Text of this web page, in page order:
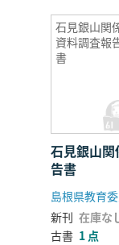
石見銀山関
資料調査報
書
石見銀山
告書
新刊 在庫な
古書 1 点